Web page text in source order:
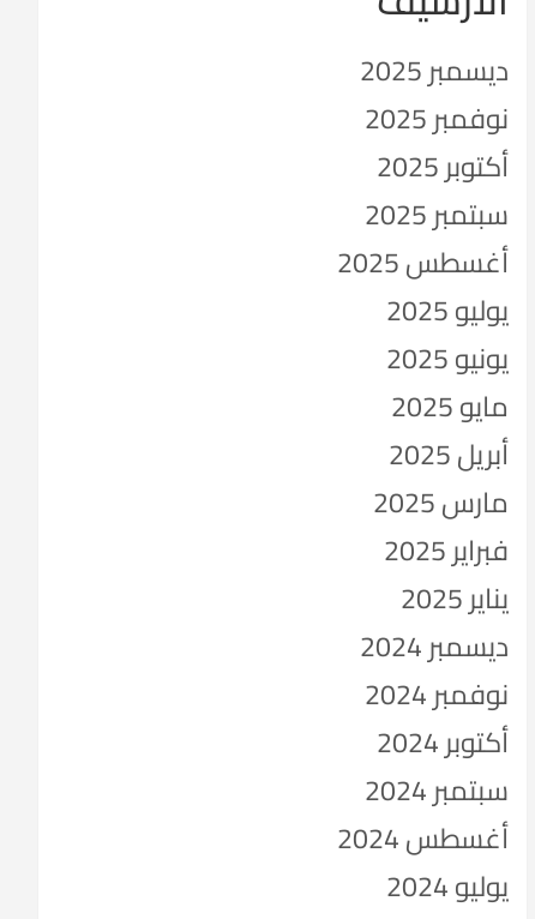
ديسمبر 2025
نوفمبر 2025
أكتوبر 2025
سبتمبر 2025
أغسطس 2025
يوليو 2025
يونيو 2025
مايو 2025
أبريل 2025
مارس 2025
فبراير 2025
يناير 2025
ديسمبر 2024
نوفمبر 2024
أكتوبر 2024
سبتمبر 2024
أغسطس 2024
يوليو 2024